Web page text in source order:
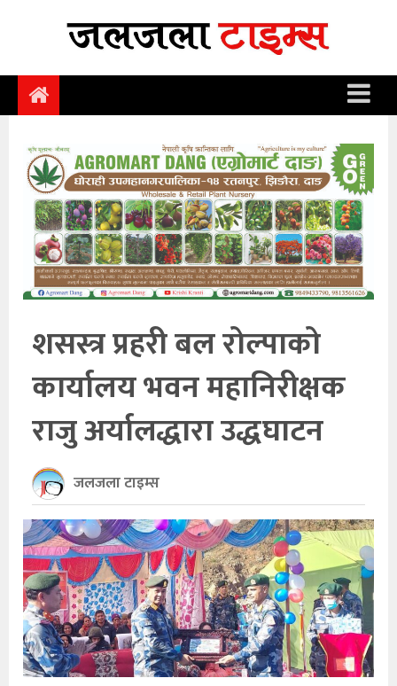
समाचार
समाज
राजनीति
आर्थिक
अन्तर्वार्ता
विचार
साहित्य/
सूचना
प्रविधि
खेलकुद
अन्तर्राष्ट्रिय
थप
शसस्त्र प्रहरी बल रोल्पाको
कार्यालय भवन महानिरीक्षक
राजु अर्यालद्धारा उद्धघाटन
जलजला टाइम्स